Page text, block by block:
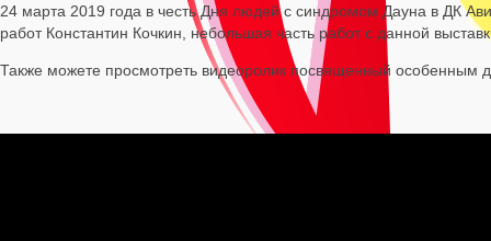
24 марта 2019 года в честь Дня людей с синдромом Дауна в ДК
работ Константин Кочкин, небольшая часть работ с данной
Также можете просмотреть видеоролик посвященный особенным